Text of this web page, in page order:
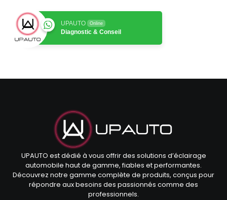
UPAUTO Online
Diagnostic & Conseil
UPAUTO est dédié à vous offrir des solutions d’éclairage
automobile haut de gamme, fiables et performantes.
Découvrez notre gamme complète de produits, conçus pour
répondre aux besoins des passionnés comme des
professionnels.